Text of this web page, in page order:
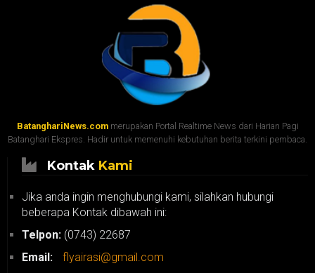
BatanghariNews.commerupakan Portal Realtime News dari Harian Pagi
Batanghari Ekspres. Hadir untuk memenuhi kebutuhan berita terkini pembaca.
Kontak Kami
Jika anda ingin menghubungi kami, silahkan hubungi
beberapa Kontak dibawah ini:
Telpon: (0743) 22687
Email:
flyairasi@gmail.com